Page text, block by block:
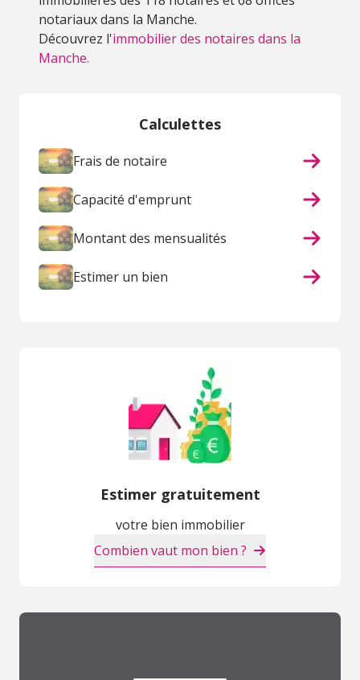
notariaux dans la Manche.
Découvrez l'immobilier des notaires dans la
Manche.
Calculettes
Frais de notaire
Capacité d'emprunt
Montant des mensualités
Estimer un bien
Estimer gratuitement
votre bien immobilier
Combien vaut mon bien ?